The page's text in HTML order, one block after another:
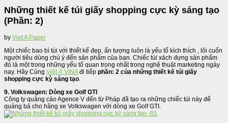
Những thiết kế túi giấy shopping cực kỳ sáng tạo
(Phần: 2)
by Viet A Paper
Một chiếc bao bì túi với thiết kế đẹp, ấn tượng luôn là yếu tố kích thích , lôi cuốn
người tiêu dùng chú ý đến sản phẩm của bạn. Chiếc túi xách đựng sản phẩm
đó là một trong những yếu tố quan trọng nhất trong nghệ thuật marketing ngày
nay. Hãy Cùng Việt Á VINAđi tiếp phần: 2 của những thiết kế túi giấy
shopping cực kỳ sáng tạo.
9. Volkswagen: Dòng xe Golf GTI
Công ty quảng cáo Agence V đến từ Pháp đã tạo ra những chiếc túi này để
quảng bá cho hãng xe Volkswagen với dòng xe Golf GTI.